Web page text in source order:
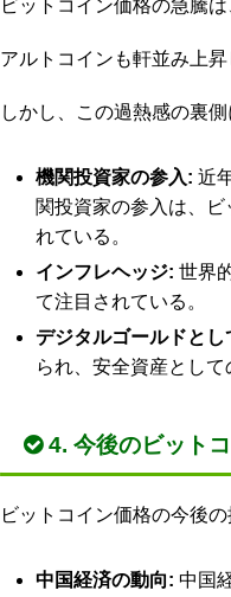
ビットコイン価格の急騰
アルトコインも軒並み上
しかし、この過熱感の裏
機関投資家の参入: 近
関投資家の参入は、
れている。
インフレヘッジ: 世界
て注目されている。
デジタルゴールドとし
られ、安全資産として
4. 今後のビット
ビットコイン価格の今後
中国経済の動向: 中国